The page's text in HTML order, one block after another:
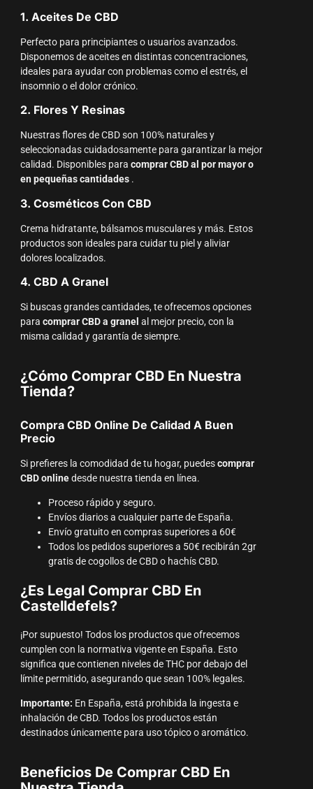
1. Aceites De CBD
Perfecto para principiantes o usuarios avanzados.
Disponemos de aceites en distintas concentraciones,
ideales para ayudar con problemas como el estrés, el
insomnio o el dolor crónico.
2. Flores Y Resinas
Nuestras flores de CBD son 100% naturales y
seleccionadas cuidadosamente para garantizar la mejor
calidad. Disponibles para comprar CBD al por mayor o
en pequeñas cantidades.
3. Cosméticos Con CBD
Crema hidratante, bálsamos musculares y más. Estos
productos son ideales para cuidar tu piel y aliviar
dolores localizados.
4. CBD A Granel
Si buscas grandes cantidades, te ofrecemos opciones
para comprar CBD a granel al mejor precio, con la
misma calidad y garantía de siempre.
¿Cómo Comprar CBD En Nuestra
Tienda?
Compra CBD Online De Calidad A Buen
Precio
Si prefieres la comodidad de tu hogar, puedescomprar
CBD onlinedesde nuestra tienda en línea.
Proceso rápido y seguro.
Envíos diarios a cualquier parte de España.
Envío gratuito en compras superiores a 60€
Todos los pedidos superiores a 50€ recibirán 2gr
gratis de cogollos de CBD o hachís CBD.
¿Es Legal Comprar CBD En
Castelldefels?
¡Por supuesto! Todos los productos que ofrecemos
cumplen con la normativa vigente en España. Esto
significa que contienen niveles de THC por debajo del
límite permitido, asegurando que sean 100% legales.
Importante: En España, está prohibida la ingesta e
inhalación de CBD. Todos los productos están
destinados únicamente para uso tópico o aromático.
Beneficios De Comprar CBD En